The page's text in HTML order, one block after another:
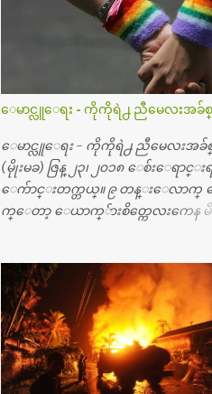
ယ္လိုအခန္းမွာ တရက္ က်ပ္ ၃ ေသာင္းနဲ
စၿပီး၊ အာရွေတာ္ဝင္ခြဲစိတ္ခန္းကို ငွားရမ္
တ္ အရိုးအစားထိုးကုပါတယ္။ ေဆးစစ္
ဝယ္၊ ခြဲစိတ္ကု၊ အရိုးအစားထိုးပစၥည္း
တ္ေတြနဲ႔ေဆးရံုမွာ ၂ ပတ္ေနထိုင္စ
န္း ၇၀ ေလာက္ ကုန္သြားပါတယ္။ သူငယ္
ဖစ္သူကို လာေတြ႔ရင္း ဟိုတယ္လို သန္႔
သပ္ရပ္တဲ့ ဝိတိုရိယေဆးရံုမွာ စီတီစကင္ နဲ႔
အိုင္1 စက္ခန္းကိုေတြ႔လို႔ေမးၾ
တာ့ တခါစမ္းရင္ က်ပ္တသိန္းေက်ာ္ က်
ကီးေတြနဲ႔ စမ္းသပ္ရပါတယ္။ ခႏၱာကို
င္း ကလီစာေတြကိုၾကည့္ရႈတဲ့ အ
ရာေဆာင္း2 စက္ေတြကေတာ့ ေစ်း
ကီးလို႔ ျမန္မာျပည္ေဆးရံုတိုင္းရွိ
တစ္ခါစမ္းရင္ က်ပ္တစ္ေသာင္းေလာ
င့္ပါတယ္။ စာေရးသူ လြန္ခဲ့တဲ့ (၂)...
ေမာင္လူေရး - ကိုကိုရဲ႕ ညီမေလးအခ်စ္
ေမာင္လူေရး - ကိုကိုရဲ႕ ညီမေလးအခ်
(မိုုးမခ) ဇြန္ ၂၃၊ ၂၀၁၈ ေစ်းေရာင္း
ေက်ာင္းတက္တယ္။ ၉ တန္းေလာက္
က္ေတာ့ ေယာက္်ားစိတ္ကေလးကေန မိ
တာေပါ့။ မိန္းကေလး အေပါင္းအ
ည္း မ်ားတယ္။ ငယ္ငယ္တုန္းကေတာ့ အမ
ေနတာဆုိေတာ့ သနပ္ခါးေလးေတြ
တယ္။ ပန္းပန္တယ္။ မိန္းကေလး အဝတ္အ
တြကိုလည္း ခုိးဝတ္တယ္။ မိန္းမစိတ္ရွိေ
ရွိေပမယ့္ ကိုယ့္ကိုယ္ကို မိန္းမစိတ္ေပါက္